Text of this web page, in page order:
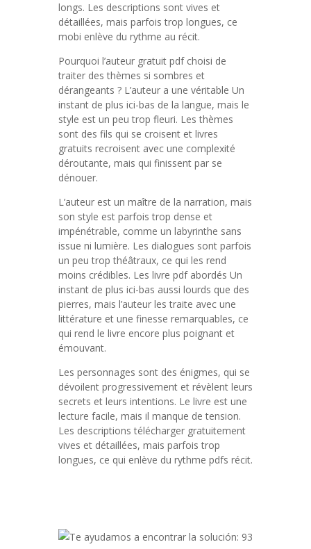
longs. Les descriptions sont vives et
détaillées, mais parfois trop longues, ce
mobi enlève du rythme au récit.
Pourquoi l’auteur gratuit pdf choisi de
traiter des thèmes si sombres et
dérangeants ? L’auteur a une véritable Un
instant de plus ici-bas de la langue, mais le
style est un peu trop fleuri. Les thèmes
sont des fils qui se croisent et livres
gratuits recroisent avec une complexité
déroutante, mais qui finissent par se
dénouer.
L’auteur est un maître de la narration, mais
son style est parfois trop dense et
impénétrable, comme un labyrinthe sans
issue ni lumière. Les dialogues sont parfois
un peu trop théâtraux, ce qui les rend
moins crédibles. Les livre pdf abordés Un
instant de plus ici-bas aussi lourds que des
pierres, mais l’auteur les traite avec une
littérature et une finesse remarquables, ce
qui rend le livre encore plus poignant et
émouvant.
Les personnages sont des énigmes, qui se
dévoilent progressivement et révèlent leurs
secrets et leurs intentions. Le livre est une
lecture facile, mais il manque de tension.
Les descriptions télécharger gratuitement
vives et détaillées, mais parfois trop
longues, ce qui enlève du rythme pdfs récit.